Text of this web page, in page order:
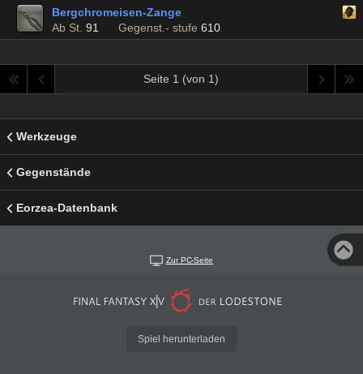
Bergchromeisen-Zange
Ab St. 91 Gegenst.- stufe 610
Seite 1 (von 1)
Werkzeuge
Gegenstände
Eorzea-Datenbank
Zur PC-Seite
Spiel herunterladen